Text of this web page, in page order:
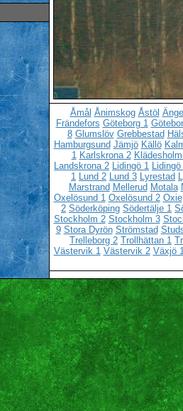
Åmål Ånimskog Åstöl
Frändefors Göteborg 1
8 Glumslöv Grebbestad
Hamburgsund Jämjö Källö
1 Karlskrona 2
Landskrona 2 Lidingö 1 Lidingö
1 Lund 2 Lund 3 Lyrestad
Marstrand Mellerud Motala
Oxelösund 1 Oxelösund 2 Oxie
2 Söderköping Södertälje 1
Stockholm 2 Stockholm 3
9 Stora Dyrön Strömstad
Trelleborg 2 Trollhättan 1
Västervik 1 Västervik 2 Växjö